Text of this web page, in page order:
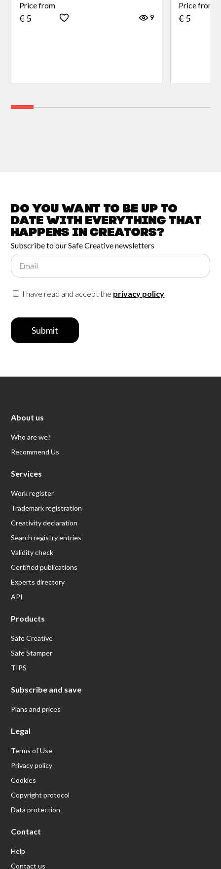
Price from
€ 5 9
Price from
€ 5
Do you want to be up to
date witheverything that
happens inCreators?
Subscribe to our Safe Creative newsletters
Email
I have read and accept the privacy policy
Submit
About us
Who are we?
Recommend Us
Services
Work register
Trademark registration
Creativity declaration
Search registry entries
Validity check
Certified publications
Experts directory
API
Products
Safe Creative
Safe Stamper
TIPS
Subscribe and save
Plans and prices
Legal
Terms of Use
Privacy policy
Cookies
Copyright protocol
Data protection
Contact
Help
Contact us